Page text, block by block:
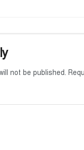
not be published.